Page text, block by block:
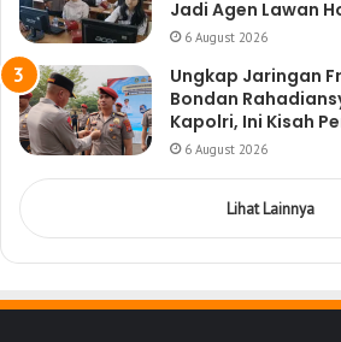
Jadi Agen Lawan
6 August 2026
Ungkap Jaringan
Bondan
Kapolri, Ini Kisah
6 August 2026
Lihat Lainnya